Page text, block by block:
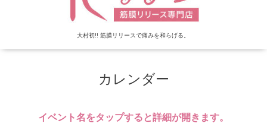
大村初!! 筋膜リリースで痛みを和らげる。
カレンダー
イベント名をタップすると詳細が開きます。